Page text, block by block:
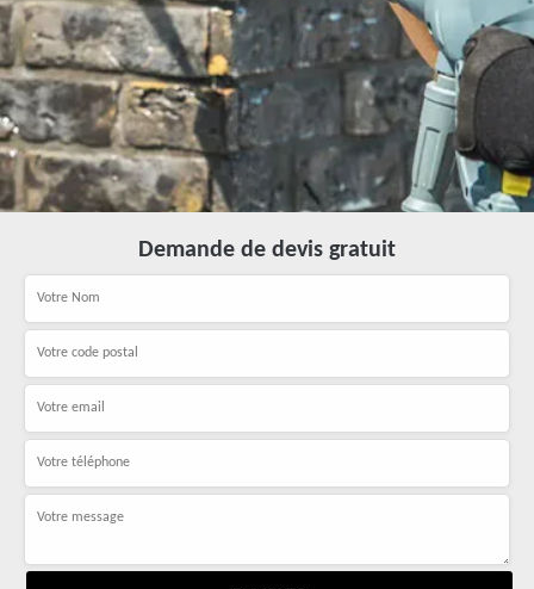
Demande de devis gratuit